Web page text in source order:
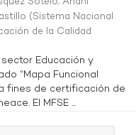
(Sistema Nacional
de la Calidad
Educación y
“Mapa Funcional
fines de certificación de
El MFSE ...